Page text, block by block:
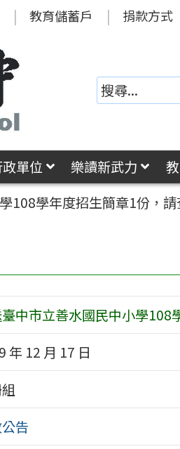
教育儲蓄戶 捐款方式
單位 樂讀新武力
108學年度招生簡章1份，請
中市立善水國民中小學108
年 12 月 17 日
告